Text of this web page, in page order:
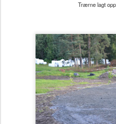
Trærne lagt